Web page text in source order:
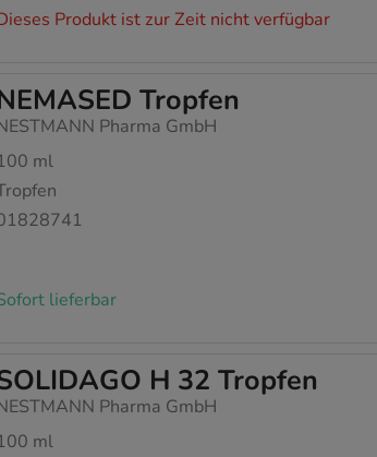
Produkt ist zur Zeit nicht verfügbar
Tropfen
Pharma GmbH
ml
lieferbar
H 32 Tropfen
Pharma GmbH
ml